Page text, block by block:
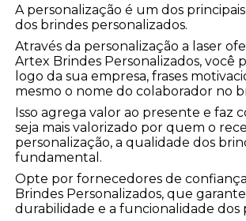
A personalização é um dos
dos brindes personalizados.
Através da personalização a laser
Artex Brindes Personalizados, você
logo da sua empresa, frases
mesmo o nome do colaborador no
Isso agrega valor ao presente e faz
seja mais valorizado por quem o
personalização, a qualidade dos
fundamental.
Opte por fornecedores de
Brindes Personalizados, que
durabilidade e a funcionalidade dos